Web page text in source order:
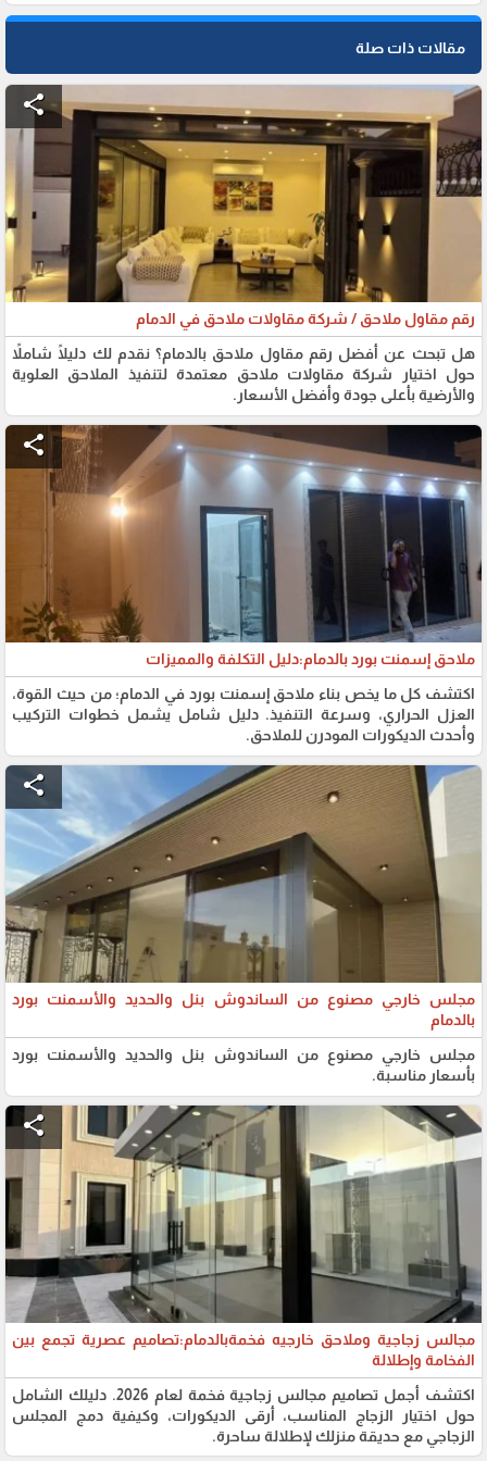
مقالات ذات صلة
share
رقم مقاول ملاحق / شركة مقاولات ملاحق في الدمام
هل تبحث عن أفضل رقم مقاول ملاحق بالدمام؟ نقدم لك دليلًا شاملاً
حول اختيار شركة مقاولات ملاحق معتمدة لتنفيذ الملاحق العلوية
والأرضية بأعلى جودة وأفضل الأسعار.
share
ملاحق إسمنت بورد بالدمام:دليل التكلفة والمميزات
اكتشف كل ما يخص بناء ملاحق إسمنت بورد في الدمام؛ من حيث القوة،
العزل الحراري، وسرعة التنفيذ. دليل شامل يشمل خطوات التركيب
وأحدث الديكورات المودرن للملاحق.
share
مجلس خارجي مصنوع من الساندوش بنل والحديد والأسمنت بورد
بالدمام
مجلس خارجي مصنوع من الساندوش بنل والحديد والأسمنت بورد
بأسعار مناسبة.
share
مجالس زجاجية وملاحق خارجيه فخمةبالدمام:تصاميم عصرية تجمع بين
الفخامة وإطلالة
اكتشف أجمل تصاميم مجالس زجاجية فخمة لعام 2026. دليلك الشامل
حول اختيار الزجاج المناسب، أرقى الديكورات، وكيفية دمج المجلس
الزجاجي مع حديقة منزلك لإطلالة ساحرة.